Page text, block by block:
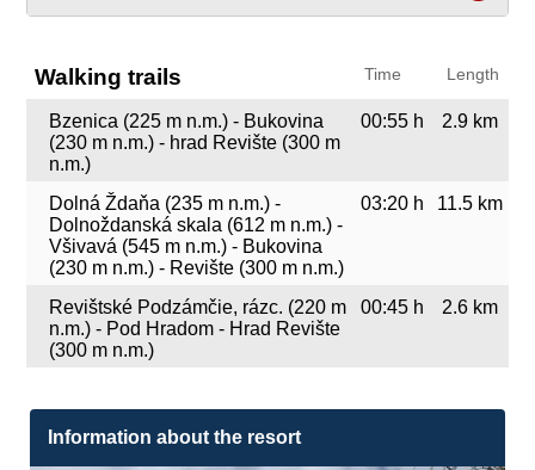
Walking trails Time Length
Bzenica (225 m n.m.) - Bukovina
(230 m n.m.) - hrad Revište (300 m
n.m.)
00:55 h 2.9 km
Dolná Ždaňa (235 m n.m.) -
Dolnoždanská skala (612 m n.m.) -
Všivavá (545 m n.m.) - Bukovina
(230 m n.m.) - Revište (300 m n.m.)
03:20 h 11.5 km
Revištské Podzámčie, rázc. (220 m
n.m.) - Pod Hradom - Hrad Revište
(300 m n.m.)
00:45 h 2.6 km
Information about the resort